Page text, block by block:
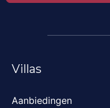
Villas
Aanbiedingen